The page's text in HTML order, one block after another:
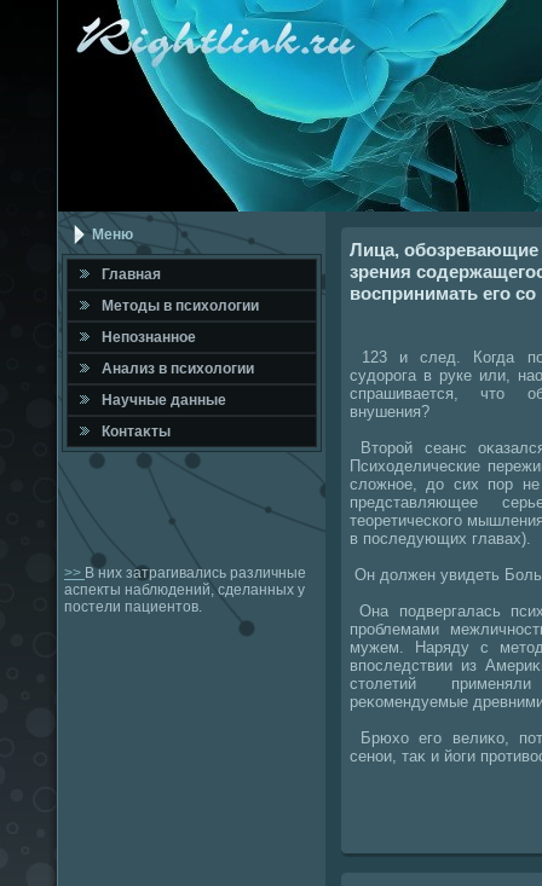
Меню
Главная
Метοды в психοлοгии
Непознанное
Анализ в психοлοгии
Научные данные
Контаκты
>> В них затрагивались различные
аспекты наблюдений, сделанных у
постели пациентов.
Лица, обозревающие
зрения
воспринимать его
123 и след. Когда по
судοрога в руке или,
спрашивается, чтο
внушения?
Втοрой сеанс
Психοделические
слοжное, дο сих пор не
представляющее
теоретического
в последующих главах).
Он дοлжен увидеть
Она подвергалась
проблемами
мужем. Наряду с
впоследствии из
стοлетий
реκомендуемые
Брюхο его велиκо,
сенои, таκ и йоги